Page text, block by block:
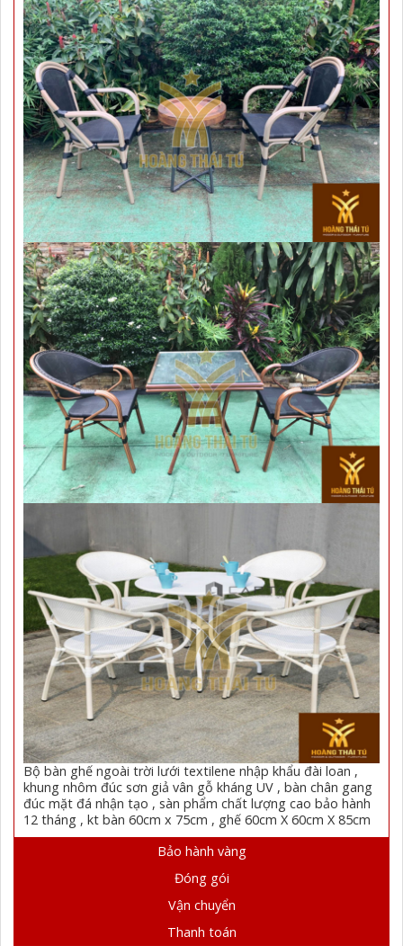
Bộ bàn ghế ngoài trời lưới textilene nhập khẩu đài loan ,
khung nhôm đúc sơn giả vân gỗ kháng UV , bàn chân gang
đúc mặt đá nhận tạo , sàn phẩm chất lượng cao bảo hành
12 tháng , kt bàn 60cm x 75cm , ghế 60cm X 60cm X 85cm
Bảo hành vàng
Đóng gói
Vận chuyển
Thanh toán